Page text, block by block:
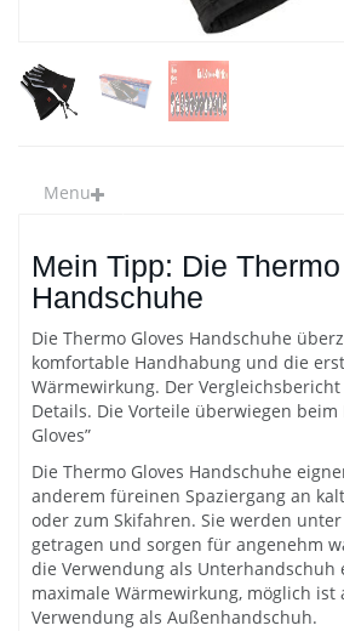
Menu
Mein Tipp: Die
Handschuhe
Die Thermo Gloves Handschuhe
komfortable Handhabung und die
Wärmewirkung. Der
Details. Die Vorteile überwiegen beim
Gloves”
Die Thermo Gloves Handschuhe
anderem füreinen Spaziergang an
oder zum Skifahren. Sie werden
getragen und sorgen für angenehm
die Verwendung als Unterhandschuh
maximale Wärmewirkung, möglich ist
Verwendung als Außenhandschuh.